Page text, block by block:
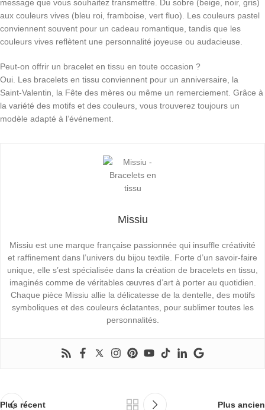
message que vous souhaitez transmettre. Du sobre (beige, noir, gris)
aux couleurs vives (bleu roi, framboise, vert fluo). Les couleurs pastel
conviennent souvent pour un cadeau romantique, tandis que les
couleurs vives reflètent une personnalité joyeuse ou audacieuse.
Peut-on offrir un bracelet en tissu en toute occasion ?
Oui. Les bracelets en tissu conviennent pour un anniversaire, la
Saint‑Valentin, la Fête des mères ou même un remerciement. Grâce à
la variété des motifs et des couleurs, vous trouverez toujours un
modèle adapté à l’événement.
Missiu
Missiu est une marque française passionnée qui insuffle créativité
et raffinement dans l’univers du bijou textile. Forte d’un savoir-faire
unique, elle s’est spécialisée dans la création de bracelets en tissu,
imaginés comme de véritables œuvres d’art à porter au quotidien.
Chaque pièce Missiu allie la délicatesse de la dentelle, des motifs
symboliques et des couleurs éclatantes, pour sublimer toutes les
personnalités.
Plus récent Plus ancien